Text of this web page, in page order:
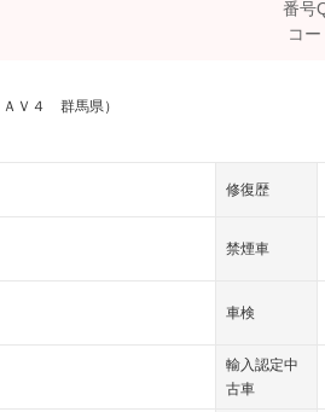
ＡＶ４ 群馬県）
修復歴
禁煙車
車検
輸入認定中
古車